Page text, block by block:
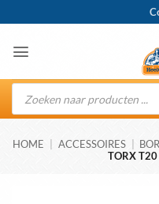
naar
inhoud
Producten
zoeken
HOME ACCESSOIRES
TORX